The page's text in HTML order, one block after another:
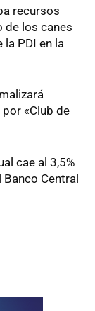
recursos
de los canes
PDI en la
«Club de
cae al 3,5%
Banco Central